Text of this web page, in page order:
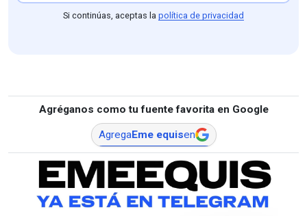
Si continúas, aceptas la política de privacidad
Agréganos como tu fuente favorita en Google
AgregaEme equisen